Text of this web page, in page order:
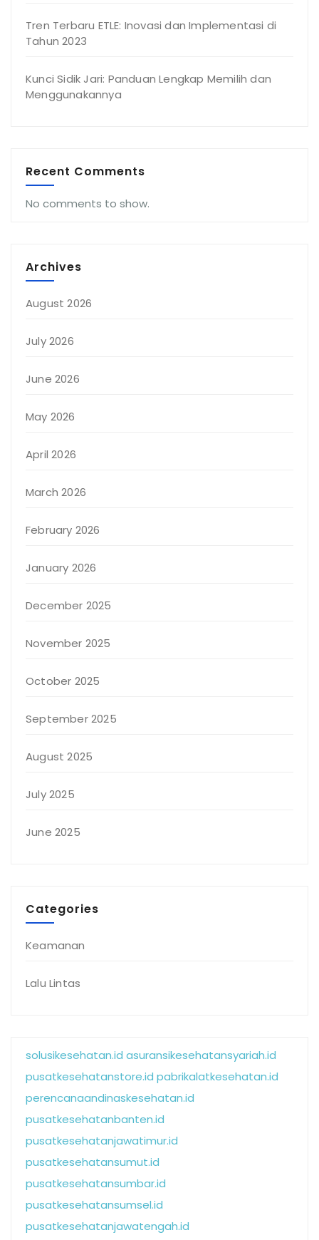
Tren Terbaru ETLE: Inovasi dan Implementasi di
Tahun 2023
Kunci Sidik Jari: Panduan Lengkap Memilih dan
Menggunakannya
Recent Comments
No comments to show.
Archives
August 2026
July 2026
June 2026
May 2026
April 2026
March 2026
February 2026
January 2026
December 2025
November 2025
October 2025
September 2025
August 2025
July 2025
June 2025
Categories
Keamanan
Lalu Lintas
solusikesehatan.id asuransikesehatansyariah.id
pusatkesehatanstore.id pabrikalatkesehatan.id
perencanaandinaskesehatan.id
pusatkesehatanbanten.id
pusatkesehatanjawatimur.id
pusatkesehatansumut.id
pusatkesehatansumbar.id
pusatkesehatansumsel.id
pusatkesehatanjawatengah.id